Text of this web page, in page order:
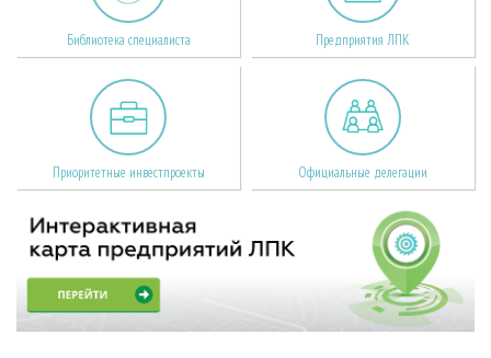
Библиотека специалиста Предприятия ЛПК
Приоритетные инвестпроекты Официальные делегации